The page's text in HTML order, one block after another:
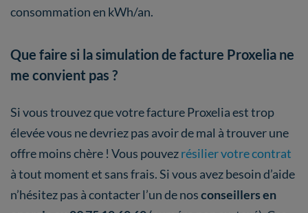
consommation en kWh/an.
Que faire si la simulation de facture Proxelia ne
me convient pas ?
Si vous trouvez que votre facture Proxelia est trop
élevée vous ne devriez pas avoir de mal à trouver une
offre moins chère ! Vous pouvezrésilier votre contrat
à tout moment et sans frais. Si vous avez besoin d’aide
n’hésitez pas à contacter l’un de nosconseillers en